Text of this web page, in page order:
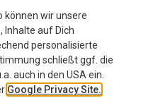
können wir unsere
Inhalte auf Dich
personalisierte
schließt ggf. die
auch in den USA ein.
Google Privacy Site.